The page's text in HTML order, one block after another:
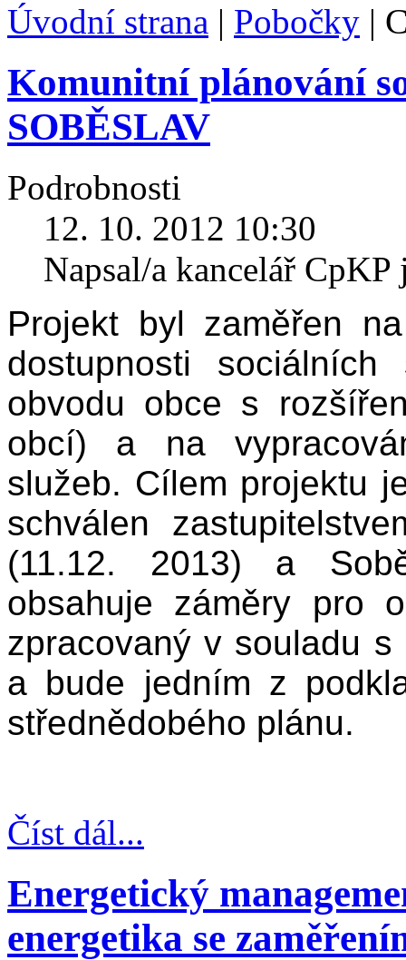
Úvodní strana | Pobočky |
Komunitní plánování
SOBĚSLAV
Podrobnosti
12. 10. 2012 10:30
Napsal/a kancelář
Projekt byl zaměřen
dostupnosti
obvodu obce s
obcí) a na
služeb. Cílem projektu
schválen
(11.12. 2013) a
obsahuje záměry pro
zpracovaný v souladu
a bude jedním z
střednědobého plánu.
Číst dál...
Energetický
energetika se